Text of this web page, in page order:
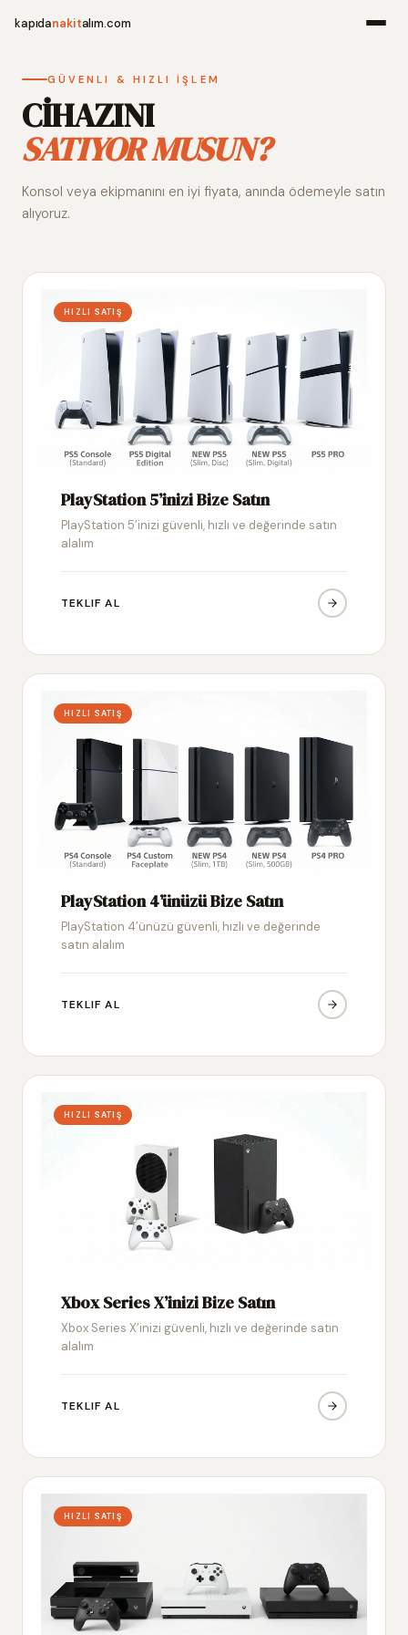
kapıdanakitalım.com
Alım
GÜVENLI & HIZLI İŞLEM
CİHAZINI
SATIYOR MUSUN?
Konsol veya ekipmanını en iyi fiyata, anında ödemeyle satın
alıyoruz.
HIZLI SATIŞ
PlayStation 5’inizi Bize Satın
PlayStation 5’inizi güvenli, hızlı ve değerinde satın
alalım
TEKLIF AL
HIZLI SATIŞ
PlayStation 4’ünüzü Bize Satın
PlayStation 4’ünüzü güvenli, hızlı ve değerinde
satın alalım
TEKLIF AL
HIZLI SATIŞ
Xbox Series X’inizi Bize Satın
Xbox Series X’inizi güvenli, hızlı ve değerinde satın
alalım
TEKLIF AL
HIZLI SATIŞ